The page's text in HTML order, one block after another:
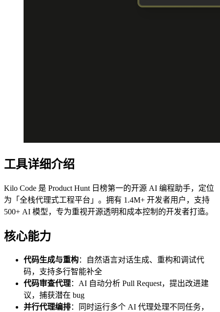
工具详细介绍
Kilo Code 是 Product Hunt 日榜第一的开源 AI 编程助手，定位
为「全栈代理式工程平台」。拥有 1.4M+ 开发者用户，支持
500+ AI 模型，专为重视开源透明和成本控制的开发者打造。
核心能力
代码生成与重构：自然语言对话生成、重构和调试代
码，支持多行智能补全
代码审查代理：AI 自动分析 Pull Request，提出改进建
议，捕获潜在 bug
并行代理编排：同时运行多个 AI 代理处理不同任务，